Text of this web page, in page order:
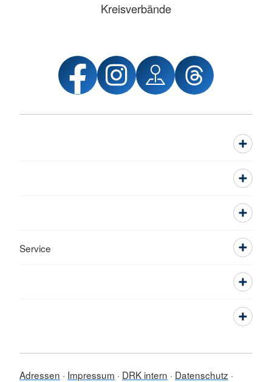
Kreisverbände
Service
Adressen Impressum DRK intern
Datenschutz